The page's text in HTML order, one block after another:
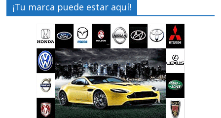
¡Tu marca puede estar aquí!